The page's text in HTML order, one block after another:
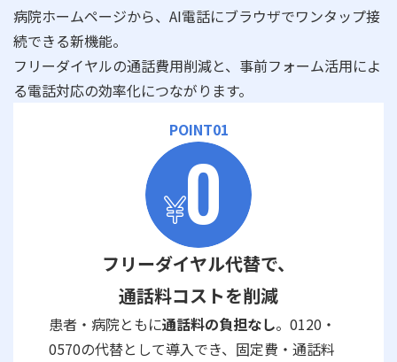
病院ホームページから、AI電話にブラウザでワンタップ接
続できる新機能。
フリーダイヤルの通話費用削減と、事前フォーム活用によ
る電話対応の効率化につながります。
POINT01
フリーダイヤル代替で、
通話料コストを削減
患者・病院ともに通話料の負担なし。0120・
0570の代替として導入でき、固定費・通話料